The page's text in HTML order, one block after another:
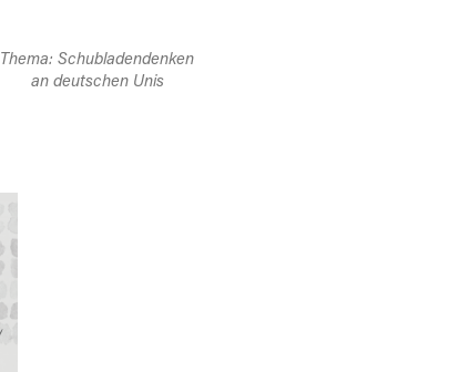
Thema: Schubladendenken
an deutschen Unis